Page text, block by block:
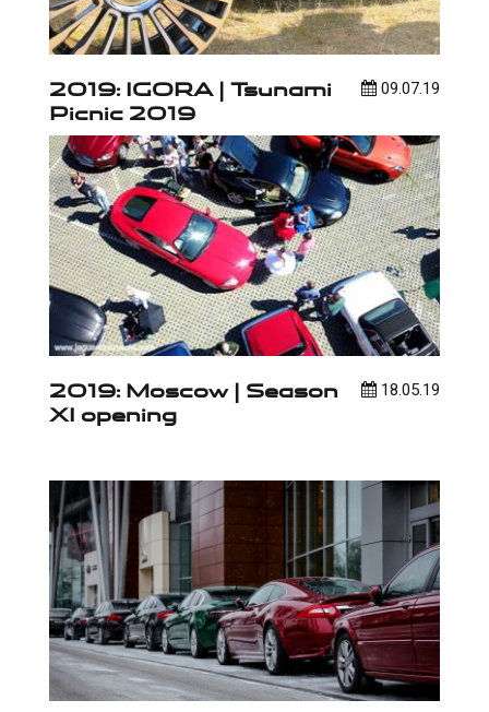
09.07.19
2019: IGORA | Tsunami
Picnic 2019
18.05.19
2019: Moscow | Season
XI opening